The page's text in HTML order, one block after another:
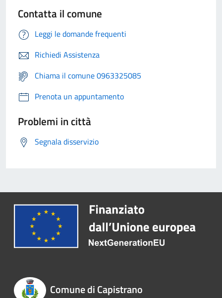
Contatta il comune
Leggi le domande frequenti
Richiedi Assistenza
Chiama il comune 0963325085
Prenota un appuntamento
Problemi in città
Segnala disservizio
Comune di Capistrano